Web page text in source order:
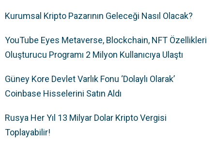
Kurumsal Kripto Pazarının Geleceği Nasıl Olacak?
YouTube Eyes Metaverse, Blockchain, NFT Özellikleri
Oluşturucu Programı 2 Milyon Kullanıcıya Ulaştı
Güney Kore Devlet Varlık Fonu ‘Dolaylı Olarak’
Coinbase Hisselerini Satın Aldı
Rusya Her Yıl 13 Milyar Dolar Kripto Vergisi
Toplayabilir!